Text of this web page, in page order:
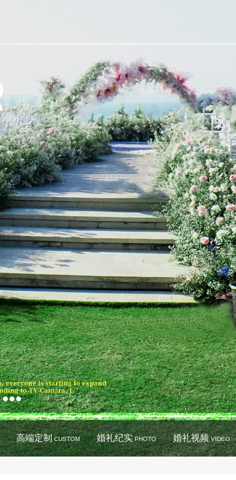
高端定制CUSTOM 婚礼纪实PHOTO 婚礼视频VIDEO